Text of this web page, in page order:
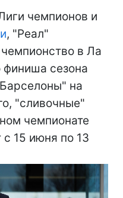
чемпионов и
, "Реал"
в Ла
финиша сезона
на
"сливочные"
чемпионате
15 июня по 13